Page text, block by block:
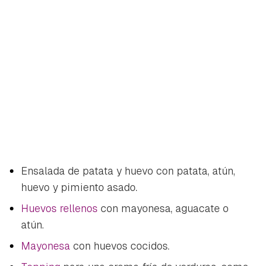
Ensalada de patata y huevo con patata, atún,
huevo y pimiento asado.
Huevos rellenos con mayonesa, aguacate o
atún.
Mayonesa con huevos cocidos.